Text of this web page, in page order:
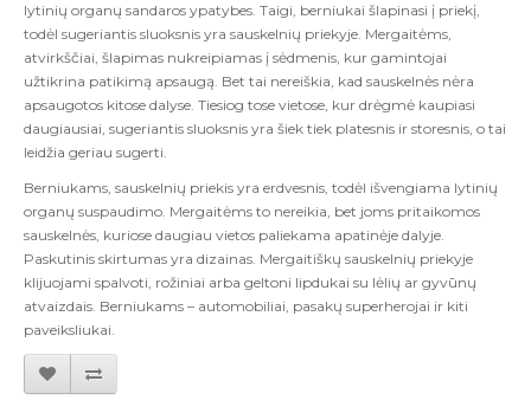
lytinių organų sandaros ypatybes. Taigi, berniukai šlapinasi į priekį,
todėl sugeriantis sluoksnis yra sauskelnių priekyje. Mergaitėms,
atvirkščiai, šlapimas nukreipiamas į sėdmenis, kur gamintojai
užtikrina patikimą apsaugą. Bet tai nereiškia, kad sauskelnės nėra
apsaugotos kitose dalyse. Tiesiog tose vietose, kur drėgmė kaupiasi
daugiausiai, sugeriantis sluoksnis yra šiek tiek platesnis ir storesnis, o tai
leidžia geriau sugerti.
Berniukams, sauskelnių priekis yra erdvesnis, todėl išvengiama lytinių
organų suspaudimo. Mergaitėms to nereikia, bet joms pritaikomos
sauskelnės, kuriose daugiau vietos paliekama apatinėje dalyje.
Paskutinis skirtumas yra dizainas. Mergaitiškų sauskelnių priekyje
klijuojami spalvoti, rožiniai arba geltoni lipdukai su lėlių ar gyvūnų
atvaizdais. Berniukams – automobiliai, pasakų superherojai ir kiti
paveiksliukai.